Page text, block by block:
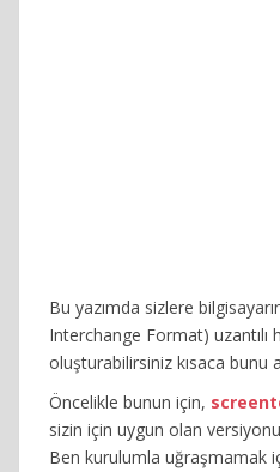
Bu yazımda sizlere
Interchange Format) uzantılı
oluşturabilirsiniz kısaca bunu
Öncelikle bunun için,
sizin için uygun olan
Ben kurulumla uğraşmamak